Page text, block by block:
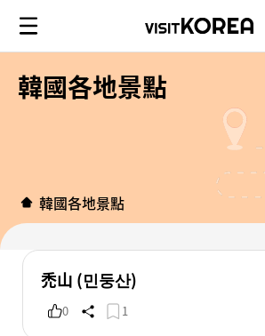
韓國各地景點
韓國各地景點
禿山 (민둥산)
0 1